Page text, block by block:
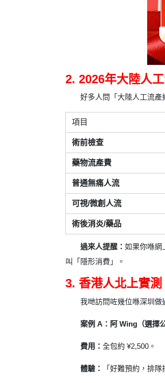
2. 2026年大陸人
好多人問「大陸人工流產
項目
術前檢查
藥物流產費
普通無痛人流
可視/微創人流
術後消炎/藥品
過來人提醒： 如果你喺網
叫「隱形消費」。
3. 香港人北上實
我哋訪問咗幾位喺深圳做
案例 A：阿 Wing（選擇
費用： 全包約 ¥2,500。
體驗： 「好難預約，排